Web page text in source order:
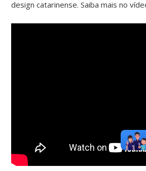
design catarinense. Saiba mais no